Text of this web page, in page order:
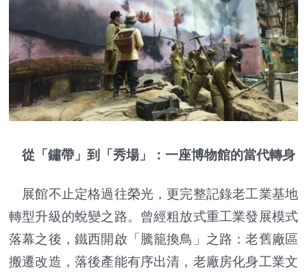
從「鏽帶」到「秀場」：一座博物館的當代轉身
展館不止定格過往榮光，更完整記錄老工業基地
轉型升級的蛻變之路。曾經粗放式重工業發展模式
落幕之後，鐵西開啟「騰籠換鳥」之路：老舊廠區
搬遷改造，落後產能有序出清，老廠房化身工業文